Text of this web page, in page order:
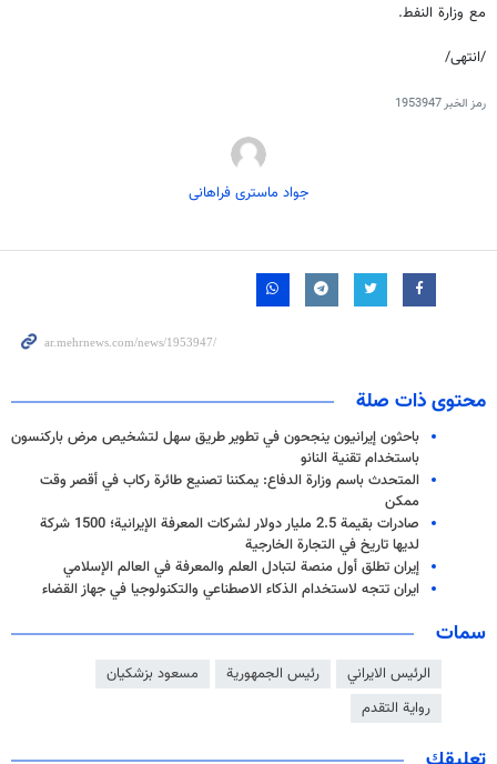
مع وزارة النفط.
/انتهى/
رمز الخبر1953947
جواد ماستری فراهانی
محتوى ذات صلة
باحثون إيرانيون ينجحون في تطوير طريق سهل لتشخيص مرض باركنسون
باستخدام تقنية النانو
المتحدث باسم وزارة الدفاع: يمكننا تصنيع طائرة ركاب في أقصر وقت
ممكن
صادرات بقيمة 2.5 مليار دولار لشركات المعرفة الإيرانية؛ 1500 شركة
لديها تاريخ في التجارة الخارجية
إيران تطلق أول منصة لتبادل العلم والمعرفة في العالم الإسلامي
ايران تتجه لاستخدام الذكاء الاصطناعي والتكنولوجيا في جهاز القضاء
سمات
الرئيس الايراني رئيس الجمهورية
مسعود بزشكيان
رواية التقدم